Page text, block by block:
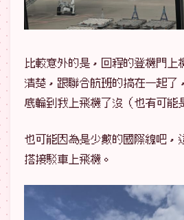
比較意外的是，回程的登機門上
清楚，跟聯合航班的搞在一起了
底輪到我上飛機了沒（也有可能
也可能因為是少數的國際線吧，
搭接駁車上飛機。